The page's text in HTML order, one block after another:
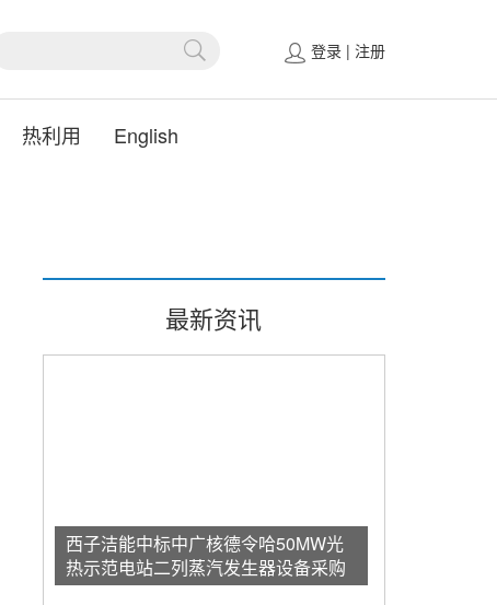
登录 | 注册
热利用 English
最新资讯
西子洁能中标中广核德令哈50MW光
热示范电站二列蒸汽发生器设备采购